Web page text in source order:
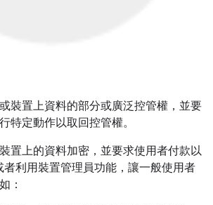
裝置上資料的部分或廣泛控管權，並要
特定動作以取回控管權。
置上的資料加密，並要求使用者付款以
利用裝置管理員功能，讓一般使用者
：